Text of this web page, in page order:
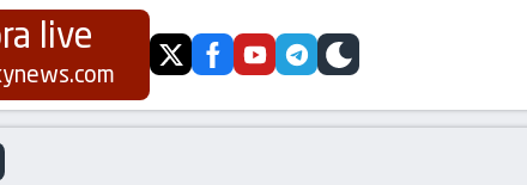
live
twitterfacebookyoutubetelegram
skin